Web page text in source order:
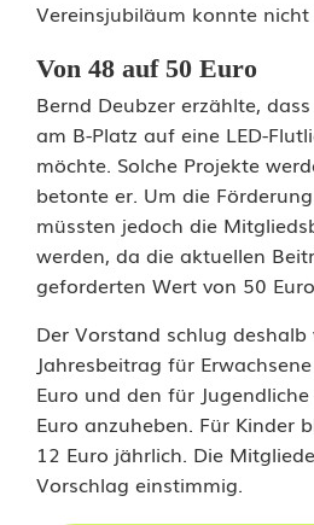
l
m
e
r
h
ö
h
t
B
e
Vereinsjubiläum konnte
Von 48 auf 50 Euro
Bernd Deubzer erzählte,
am B-Platz auf eine LED-
möchte. Solche Projekte
betonte er. Um die
müssten jedoch die
werden, da die aktuellen
geforderten Wert von 50
Der Vorstand schlug deshalb
Jahresbeitrag für
Euro und den für
Euro anzuheben. Für Kinder
12 Euro jährlich. Die
Vorschlag einstimmig.